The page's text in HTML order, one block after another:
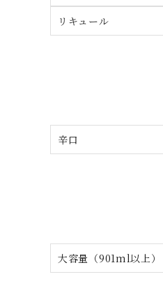
リキュール
辛口
大容量（901ml以上）